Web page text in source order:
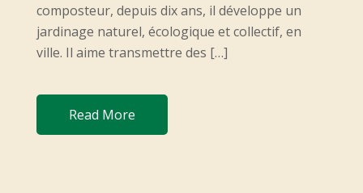
composteur, depuis dix ans, il développe un
jardinage naturel, écologique et collectif, en
ville. Il aime transmettre des […]
Read More